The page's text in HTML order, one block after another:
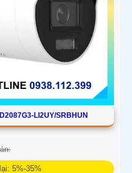
LI2UY/SRBHUN
5%-35%